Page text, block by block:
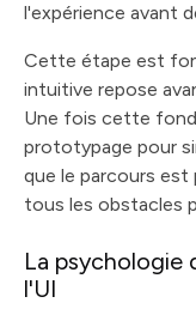
l'expérience avant
Cette étape est
intuitive repose
Une fois cette
prototypage pour
que le parcours
tous les obstacles
La psychologie
l'UI